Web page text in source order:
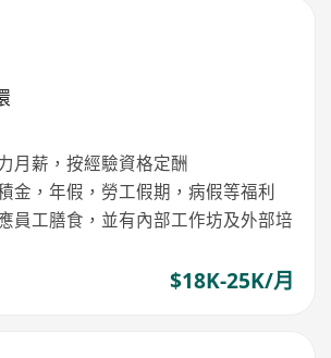
月薪，按經驗資格定酬
金，年假，勞工假期，病假等福利
員工膳食，並有內部工作坊及外部培
$18K-25K/月